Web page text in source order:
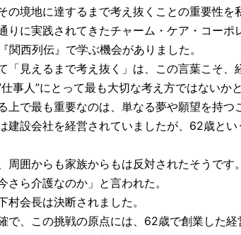
の境地に達するまで考え抜くことの重要性を
りに実践されてきたチャーム・ケア・コーポ
関西列伝』で学ぶ機会がありました。
「見えるまで考え抜く」は、この言葉こそ、
事人”にとって最も大切な考え方ではないか
上で最も重要なのは、単なる夢や願望を持つ
建設会社を経営されていましたが、62歳と
周囲からも家族からもは反対されたそうです。
さら介護なのか」と言われた。
村会長は決断されました。
で、この挑戦の原点には、62歳で創業した